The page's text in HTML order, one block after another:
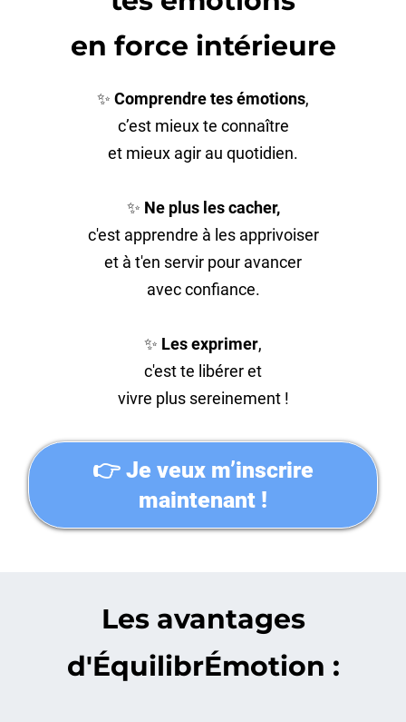
en force intérieure
✨ Comprendre tes émotions,
c’est mieux te connaître
et mieux agir au quotidien.
✨ Ne plus les cacher,
c'est apprendre à les apprivoiser
et à t'en servir pour avancer
avec confiance.
✨ Les exprimer,
c'est te libérer et
vivre plus sereinement !
👉 Je veux m’inscrire
maintenant !
Les avantages
d'ÉquilibrÉmotion :